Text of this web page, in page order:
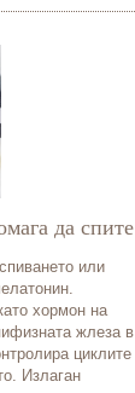
да спите
или
хормон на
жлеза в
циклите
Излаган